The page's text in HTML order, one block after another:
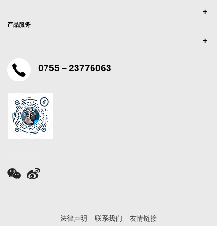
产品服务
0755－23776063
法律声明 联系我们 友情链接